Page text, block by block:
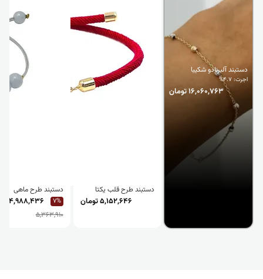
دستبند آلبرنادو شکیبا
اجرت: 4.7%
16,060,763 تومان
دستبند طرح قلب یکتا
5,152,646 تومان
دستبند طرح ماهی
7% 4,988,436 تومان
5,363,910